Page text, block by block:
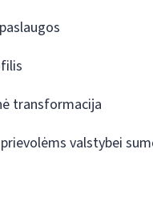
transformacija
valstybei